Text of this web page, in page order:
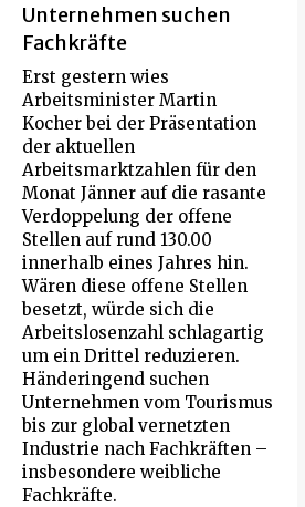
Unternehmen suchen
Fachkräfte
Erst gestern wies
Arbeitsminister Martin
Kocher bei der Präsentation
der aktuellen
Arbeitsmarktzahlen für den
Monat Jänner auf die rasante
Verdoppelung der offene
Stellen auf rund 130.00
innerhalb eines Jahres hin.
Wären diese offene Stellen
besetzt, würde sich die
Arbeitslosenzahl schlagartig
um ein Drittel reduzieren.
Händeringend suchen
Unternehmen vom Tourismus
bis zur global vernetzten
Industrie nach Fachkräften –
insbesondere weibliche
Fachkräfte.